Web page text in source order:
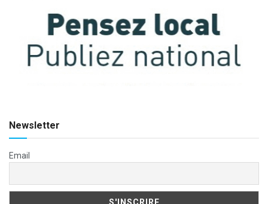
Newsletter
Email